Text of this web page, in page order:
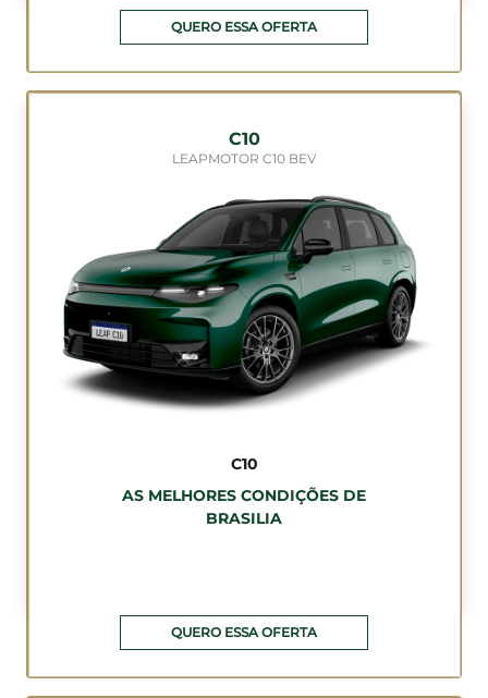
QUERO ESSA OFERTA
C10
LEAPMOTOR C10 BEV
C10
AS MELHORES CONDIÇÕES DE
BRASILIA
QUERO ESSA OFERTA